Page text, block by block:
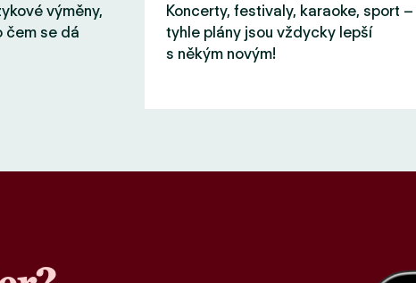
výměny,
čem se dá
Koncerty, festivaly, karaoke, sport –
tyhle plány jsou vždycky lepší
s někým novým!